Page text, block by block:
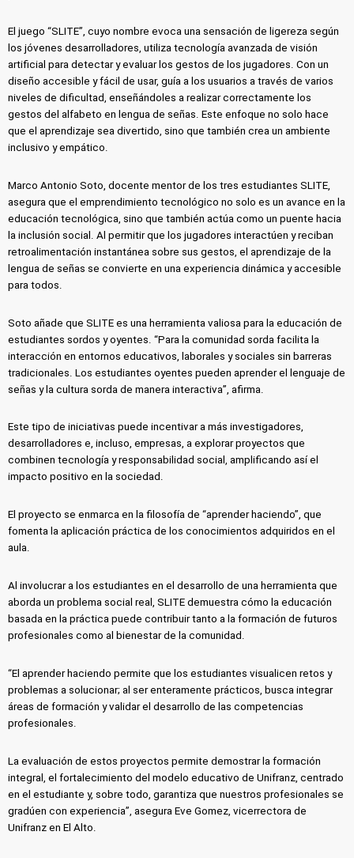
El juego “SLITE”, cuyo nombre evoca una sensación de ligereza según
los jóvenes desarrolladores, utiliza tecnología avanzada de visión
artificial para detectar y evaluar los gestos de los jugadores. Con un
diseño accesible y fácil de usar, guía a los usuarios a través de varios
niveles de dificultad, enseñándoles a realizar correctamente los
gestos del alfabeto en lengua de señas. Este enfoque no solo hace
que el aprendizaje sea divertido, sino que también crea un ambiente
inclusivo y empático.
Marco Antonio Soto, docente mentor de los tres estudiantes SLITE,
asegura que el emprendimiento tecnológico no solo es un avance en la
educación tecnológica, sino que también actúa como un puente hacia
la inclusión social. Al permitir que los jugadores interactúen y reciban
retroalimentación instantánea sobre sus gestos, el aprendizaje de la
lengua de señas se convierte en una experiencia dinámica y accesible
para todos.
Soto añade que SLITE es una herramienta valiosa para la educación de
estudiantes sordos y oyentes. “Para la comunidad sorda facilita la
interacción en entornos educativos, laborales y sociales sin barreras
tradicionales. Los estudiantes oyentes pueden aprender el lenguaje de
señas y la cultura sorda de manera interactiva”, afirma.
Este tipo de iniciativas puede incentivar a más investigadores,
desarrolladores e, incluso, empresas, a explorar proyectos que
combinen tecnología y responsabilidad social, amplificando así el
impacto positivo en la sociedad.
El proyecto se enmarca en la filosofía de “aprender haciendo”, que
fomenta la aplicación práctica de los conocimientos adquiridos en el
aula.
Al involucrar a los estudiantes en el desarrollo de una herramienta que
aborda un problema social real, SLITE demuestra cómo la educación
basada en la práctica puede contribuir tanto a la formación de futuros
profesionales como al bienestar de la comunidad.
“El aprender haciendo permite que los estudiantes visualicen retos y
problemas a solucionar; al ser enteramente prácticos, busca integrar
áreas de formación y validar el desarrollo de las competencias
profesionales.
La evaluación de estos proyectos permite demostrar la formación
integral, el fortalecimiento del modelo educativo de Unifranz, centrado
en el estudiante y, sobre todo, garantiza que nuestros profesionales se
gradúen con experiencia”, asegura Eve Gomez, vicerrectora de
Unifranz en El Alto.